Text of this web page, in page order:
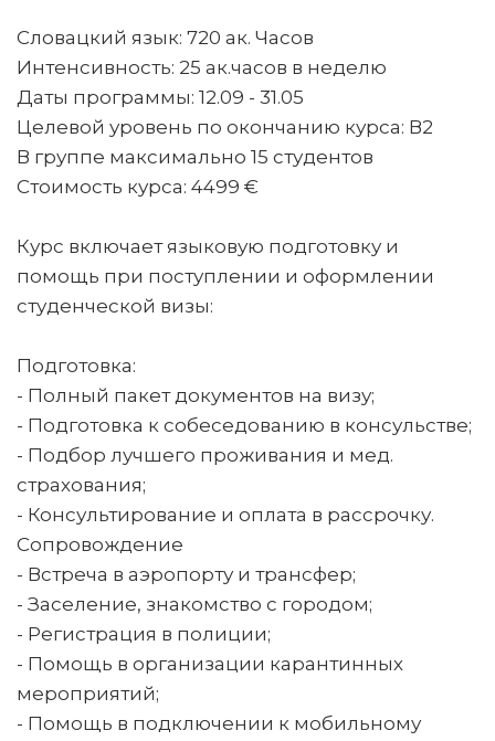
Словацкий язык: 720 ак. Часов
Интенсивность: 25 ак.часов в неделю
Даты программы: 12.09 - 31.05
Целевой уровень по окончанию курса: В2
В группе максимально 15 студентов
Стоимость курса: 4499 €
Курс включает языковую подготовку и
помощь при поступлении и оформлении
студенческой визы:
Подготовка:
- Полный пакет документов на визу;
- Подготовка к собеседованию в консульстве;
- Подбор лучшего проживания и мед.
страхования;
- Консультирование и оплата в рассрочку.
Сопровождение
- Встреча в аэропорту и трансфер;
- Заселение, знакомство с городом;
- Регистрация в полиции;
- Помощь в организации карантинных
мероприятий;
- Помощь в подключении к мобильному